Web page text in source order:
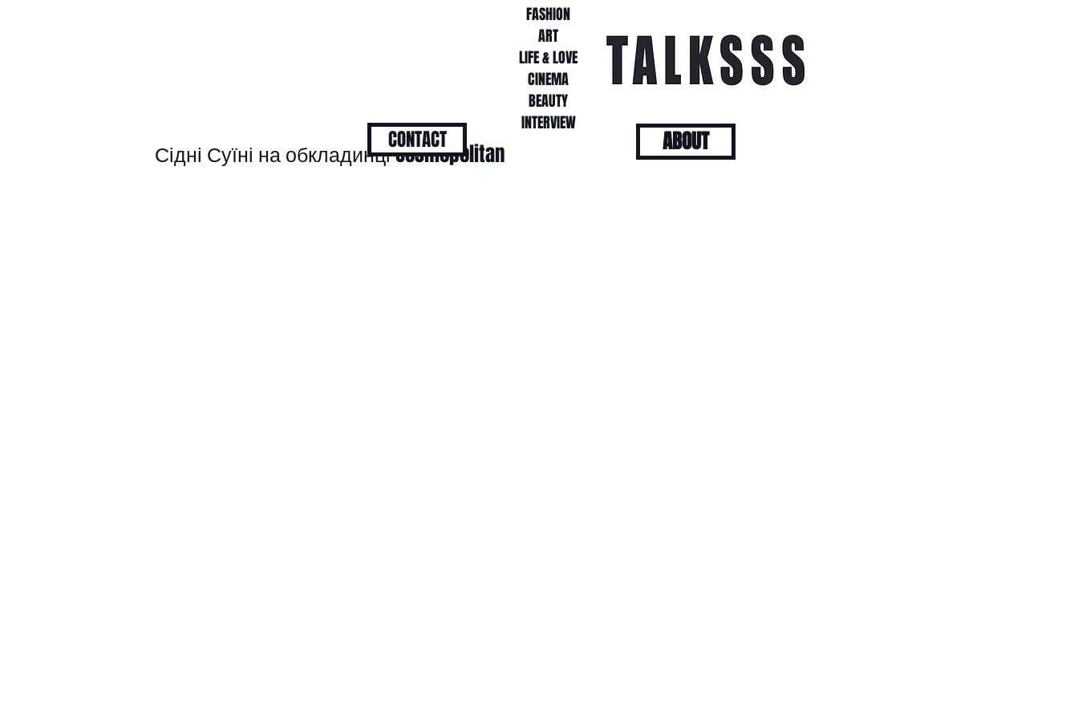
FASHION
ART
LIFE & LOVE
CINEMA
BEAUTY
INTERVIEW
Сідні Суїні на обкладинці Cosmopolitan
CONTACT ABOUT
FASHION
ART
LIFE & LOVE
CINEMA
BEAUTY
INTERVIEW